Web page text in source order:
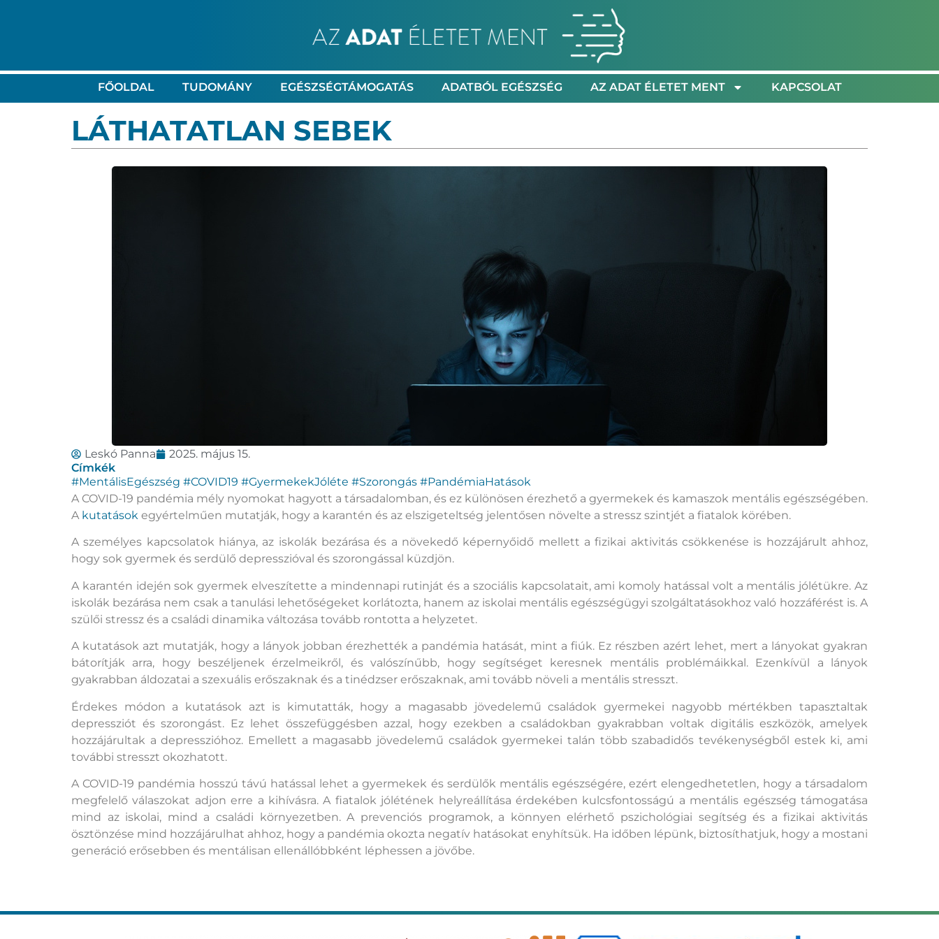
FŐOLDAL TUDOMÁNY EGÉSZSÉGTÁMOGATÁS ADATBÓL EGÉSZSÉG AZ ADAT ÉLETET MENT KAPCSOLAT
LÁTHATATLAN SEBEK
Leskó Panna
2025. május 15.
Címkék
#MentálisEgészség #COVID19 #GyermekekJóléte #Szorongás #PandémiaHatások
A COVID-19 pandémia mély nyomokat hagyott a társadalomban, és ez különösen érezhető a gyermekek és kamaszok mentális egészségében.
A kutatások egyértelműen mutatják, hogy a karantén és az elszigeteltség jelentősen növelte a stressz szintjét a fiatalok körében.
A személyes kapcsolatok hiánya, az iskolák bezárása és a növekedő képernyőidő mellett a fizikai aktivitás csökkenése is hozzájárult ahhoz,
hogy sok gyermek és serdülő depresszióval és szorongással küzdjön.
A karantén idején sok gyermek elveszítette a mindennapi rutinját és a szociális kapcsolatait, ami komoly hatással volt a mentális jólétükre. Az
iskolák bezárása nem csak a tanulási lehetőségeket korlátozta, hanem az iskolai mentális egészségügyi szolgáltatásokhoz való hozzáférést is. A
szülői stressz és a családi dinamika változása tovább rontotta a helyzetet.
A kutatások azt mutatják, hogy a lányok jobban érezhették a pandémia hatását, mint a fiúk. Ez részben azért lehet, mert a lányokat gyakran
bátorítják arra, hogy beszéljenek érzelmeikről, és valószínűbb, hogy segítséget keresnek mentális problémáikkal. Ezenkívül a lányok
gyakrabban áldozatai a szexuális erőszaknak és a tinédzser erőszaknak, ami tovább növeli a mentális stresszt.
Érdekes módon a kutatások azt is kimutatták, hogy a magasabb jövedelemű családok gyermekei nagyobb mértékben tapasztaltak
depressziót és szorongást. Ez lehet összefüggésben azzal, hogy ezekben a családokban gyakrabban voltak digitális eszközök, amelyek
hozzájárultak a depresszióhoz. Emellett a magasabb jövedelemű családok gyermekei talán több szabadidős tevékenységből estek ki, ami
további stresszt okozhatott.
A COVID-19 pandémia hosszú távú hatással lehet a gyermekek és serdülők mentális egészségére, ezért elengedhetetlen, hogy a társadalom
megfelelő válaszokat adjon erre a kihívásra. A fiatalok jólétének helyreállítása érdekében kulcsfontosságú a mentális egészség támogatása
mind az iskolai, mind a családi környezetben. A prevenciós programok, a könnyen elérhető pszichológiai segítség és a fizikai aktivitás
ösztönzése mind hozzájárulhat ahhoz, hogy a pandémia okozta negatív hatásokat enyhítsük. Ha időben lépünk, biztosíthatjuk, hogy a mostani
generáció erősebben és mentálisan ellenállóbbként léphessen a jövőbe.